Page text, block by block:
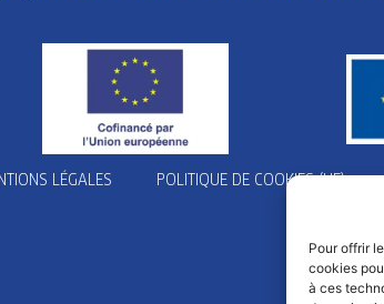
Pour offrir
cookies
à ces
LÉGALES POLITIQUE DE COOKIES (UE)